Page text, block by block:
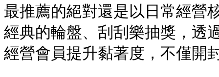
最推薦的絕對還是以日常經營
經典的輪盤、刮刮樂抽獎，透
經營會員提升黏著度，不僅開